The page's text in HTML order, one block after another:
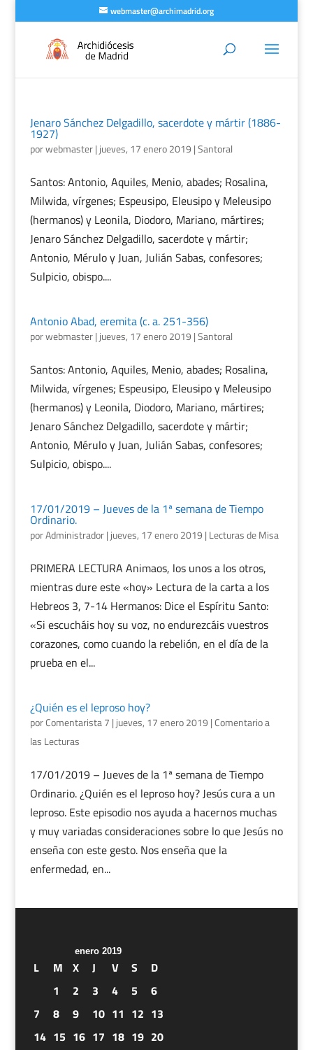
webmaster@archimadrid.org
Jenaro Sánchez Delgadillo, sacerdote y mártir (1886-
1927)
porwebmaster| jueves, 17 enero 2019 |Santoral
Santos: Antonio, Aquiles, Menio, abades; Rosalina,
Milwida, vírgenes; Espeusipo, Eleusipo y Meleusipo
(hermanos) y Leonila, Diodoro, Mariano, mártires;
Jenaro Sánchez Delgadillo, sacerdote y mártir;
Antonio, Mérulo y Juan, Julián Sabas, confesores;
Sulpicio, obispo....
Antonio Abad, eremita (c. a. 251-356)
porwebmaster| jueves, 17 enero 2019 |Santoral
Santos: Antonio, Aquiles, Menio, abades; Rosalina,
Milwida, vírgenes; Espeusipo, Eleusipo y Meleusipo
(hermanos) y Leonila, Diodoro, Mariano, mártires;
Jenaro Sánchez Delgadillo, sacerdote y mártir;
Antonio, Mérulo y Juan, Julián Sabas, confesores;
Sulpicio, obispo....
17/01/2019 – Jueves de la 1ª semana de Tiempo
Ordinario.
porAdministrador| jueves, 17 enero 2019 | Lecturas de Misa
PRIMERA LECTURA Animaos, los unos a los otros,
mientras dure este «hoy» Lectura de la carta a los
Hebreos 3, 7-14 Hermanos: Dice el Espíritu Santo:
«Si escucháis hoy su voz, no endurezcáis vuestros
corazones, como cuando la rebelión, en el día de la
prueba en el...
¿Quién es el leproso hoy?
porComentarista 7 | jueves, 17 enero 2019 |Comentario a
las Lecturas
17/01/2019 – Jueves de la 1ª semana de Tiempo
Ordinario. ¿Quién es el leproso hoy? Jesús cura a un
leproso. Este episodio nos ayuda a hacernos muchas
y muy variadas consideraciones sobre lo que Jesús no
enseña con este gesto. Nos enseña que la
enfermedad, en...
enero 2019
L M X J V S
D
1
2 3 4 5
6
7
8 9 10 11 12 13
14 15 16 17 18 19 20